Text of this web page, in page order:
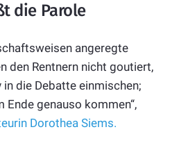
die Parole
angeregte
den Rentnern nicht goutiert,
die Debatte einmischen;
genauso kommen“,
Dorothea Siems.